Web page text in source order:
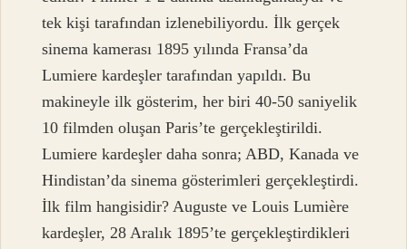
tek kişi tarafından izlenebiliyordu. İlk gerçek
sinema kamerası 1895 yılında Fransa’da
Lumiere kardeşler tarafından yapıldı. Bu
makineyle ilk gösterim, her biri 40-50 saniyelik
10 filmden oluşan Paris’te gerçekleştirildi.
Lumiere kardeşler daha sonra; ABD, Kanada ve
Hindistan’da sinema gösterimleri gerçekleştirdi.
İlk film hangisidir? Auguste ve Louis Lumière
kardeşler, 28 Aralık 1895’te gerçekleştirdikleri